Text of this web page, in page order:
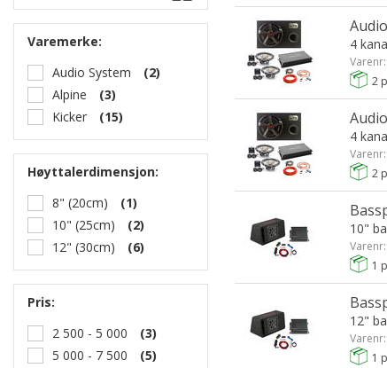
Varemerke:
Audio System
(2)
Alpine
(3)
Kicker
(15)
Høyttalerdimensjon:
8" (20cm)
(1)
10" (25cm)
(2)
12" (30cm)
(6)
Pris:
2 500 - 5 000
(3)
5 000 - 7 500
(5)
4
Varenr:
2
4
Varenr:
2
10"
Varenr:
1
12"
Varenr:
1